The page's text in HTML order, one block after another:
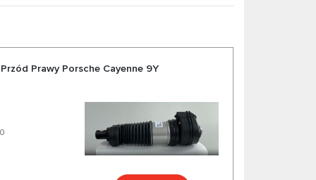
Prawy Porsche Cayenne 9Y